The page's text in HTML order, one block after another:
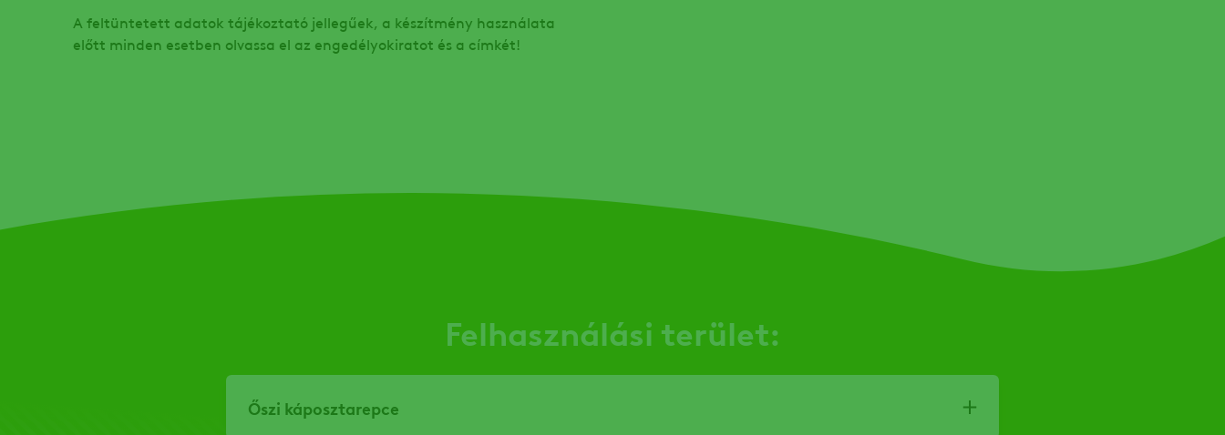
A feltüntetett adatok tájékoztató jellegűek, a készítmény használata
előtt minden esetben olvassa el az engedélyokiratot és a címkét!
Felhasználási terület:
Őszi káposztarepce